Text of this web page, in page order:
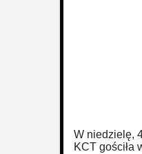
W niedzielę,
KCT gościła